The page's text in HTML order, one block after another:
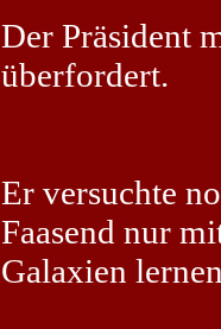
Der Präsident
überfordert.
Er versuchte
Faasend nur
Galaxien